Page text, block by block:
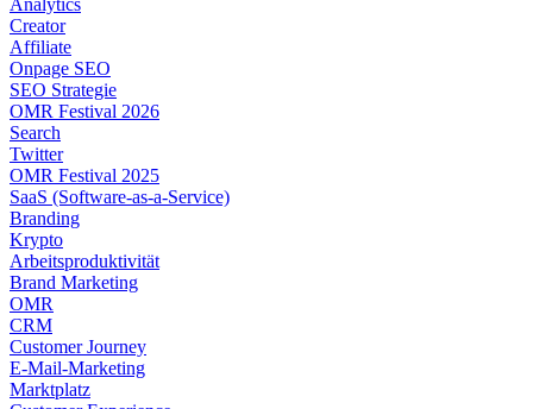
Analytics
Creator
Affiliate
Onpage SEO
SEO Strategie
OMR Festival 2026
Search
Twitter
OMR Festival 2025
SaaS (Software-as-a-Service)
Branding
Krypto
Arbeitsproduktivität
Brand Marketing
OMR
CRM
Customer Journey
E-Mail-Marketing
Marktplatz